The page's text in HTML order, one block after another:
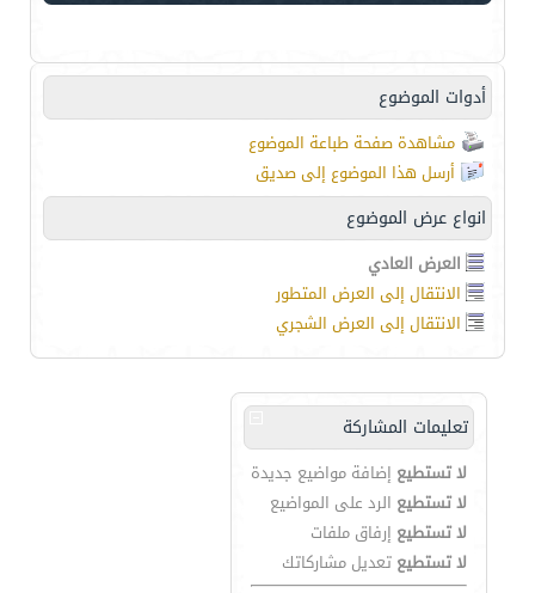
أدوات الموضوع
مشاهدة صفحة طباعة الموضوع
أرسل هذا الموضوع إلى صديق
انواع عرض الموضوع
العرض العادي
الانتقال إلى العرض المتطور
الانتقال إلى العرض الشجري
تعليمات المشاركة
لا تستطيع إضافة مواضيع جديدة
لا تستطيع الرد على المواضيع
لا تستطيع إرفاق ملفات
لا تستطيع تعديل مشاركاتك